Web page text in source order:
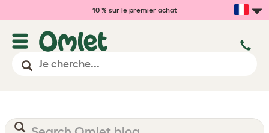
10 % sur le premier achat